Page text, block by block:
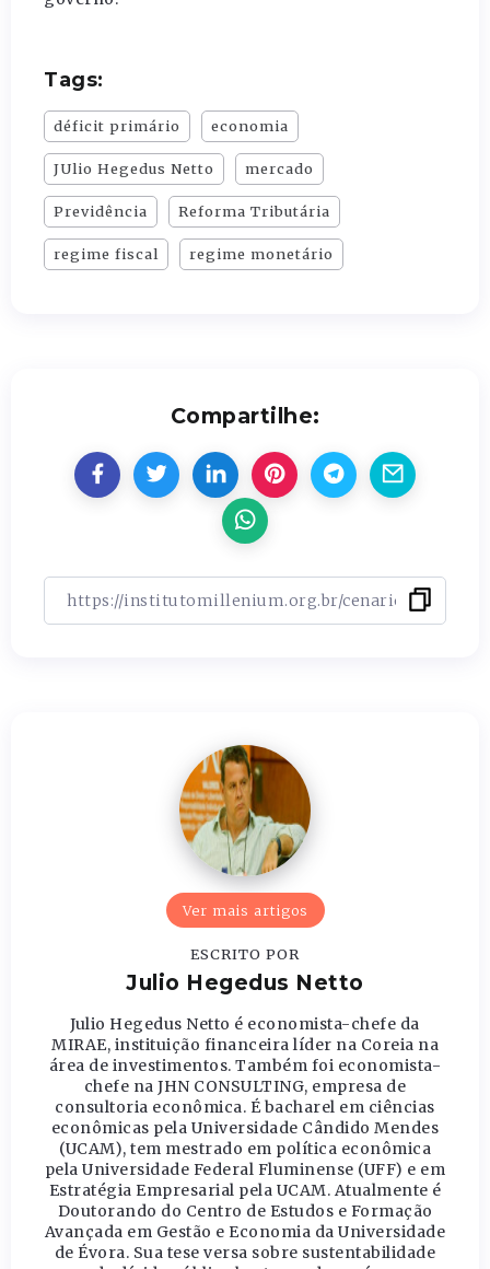
Tags:
déficit primário economia
JUlio Hegedus Netto mercado
Previdência Reforma Tributária
regime fiscal regime monetário
Compartilhe:
Ver mais artigos
ESCRITO POR
Julio Hegedus Netto
Julio Hegedus Netto é economista-chefe da
MIRAE, instituição financeira líder na Coreia na
área de investimentos. Também foi economista-
chefe na JHN CONSULTING, empresa de
consultoria econômica. É bacharel em ciências
econômicas pela Universidade Cândido Mendes
(UCAM), tem mestrado em política econômica
pela Universidade Federal Fluminense (UFF) e em
Estratégia Empresarial pela UCAM. Atualmente é
Doutorando do Centro de Estudos e Formação
Avançada em Gestão e Economia da Universidade
de Évora. Sua tese versa sobre sustentabilidade